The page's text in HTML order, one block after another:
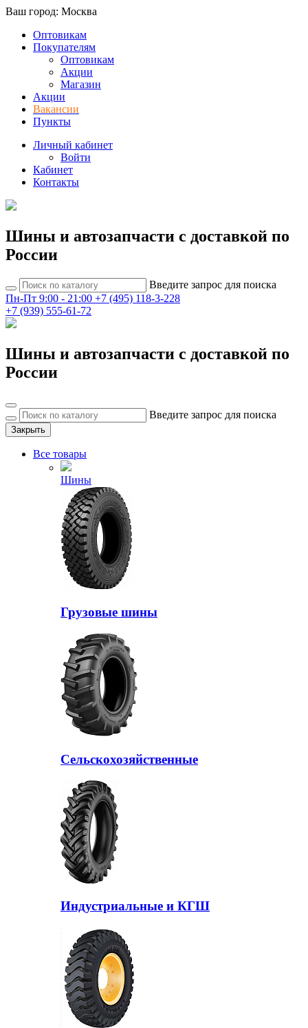
Ваш город: Москва
Оптовикам
Покупателям
Оптовикам
Акции
Магазин
Акции
Вакансии
Пункты
Личный кабинет
Войти
Кабинет
Контакты
Шины и автозапчасти с доставкой по
России
Введите запрос для поиска
Пн-Пт 9:00 - 21:00 +7 (495) 118-3-228
+7 (939) 555-61-72
Шины и автозапчасти с доставкой по
России
Введите запрос для поиска
Закрыть
Все товары
Шины
Грузовые шины
Сельскохозяйственные
Индустриальные и КГШ